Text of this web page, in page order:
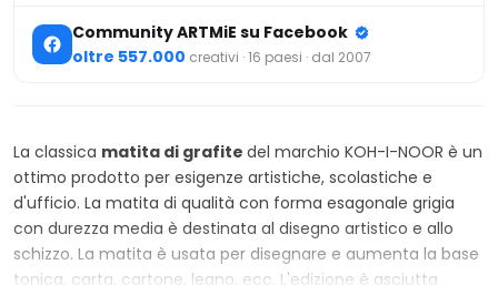
Community ARTMiE su Facebook
oltre 557.000 creativi · 16 paesi · dal 2007
La classica matita di grafite del marchio KOH-I-NOOR è un
ottimo prodotto per esigenze artistiche, scolastiche e
d'ufficio. La matita di qualità con forma esagonale grigia
con durezza media è destinata al disegno artistico e allo
schizzo. La matita è usata per disegnare e aumenta la base
tonica, carta, cartone, legno, ecc. L'edizione è asciutta